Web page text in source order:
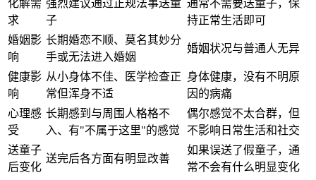
化解需
求
强烈建议通过正规法事送童
子
通常不需要送童子，保
持正常生活即可
婚姻影
响
长期婚恋不顺、莫名其妙分
手或无法进入婚姻
婚姻状况与普通人无异
健康影
响
从小身体不佳、医学检查正
常但浑身不适
身体健康，没有不明原
因的病痛
心理感
受
长期感到与周围人格格不
入、有"不属于这里"的感觉
偶尔感觉不太合群，但
不影响日常生活和社交
送童子
后变化
送完后各方面有明显改善
如果误送了假童子，通
常不会有什么明显变化